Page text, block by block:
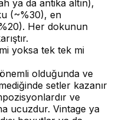
ya da antika altın),
(~%30), en
Her dokunun
yoksa tek tek mi
olduğunda ve
setler kazanır
ve
ucuzdur. Vintage ya